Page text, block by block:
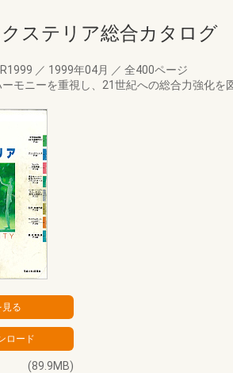
ステリア総合カタログ
／ 1999年04月 ／ 全400ページ
モニーを重視し、21世紀への総合力強化を
(89.9MB)